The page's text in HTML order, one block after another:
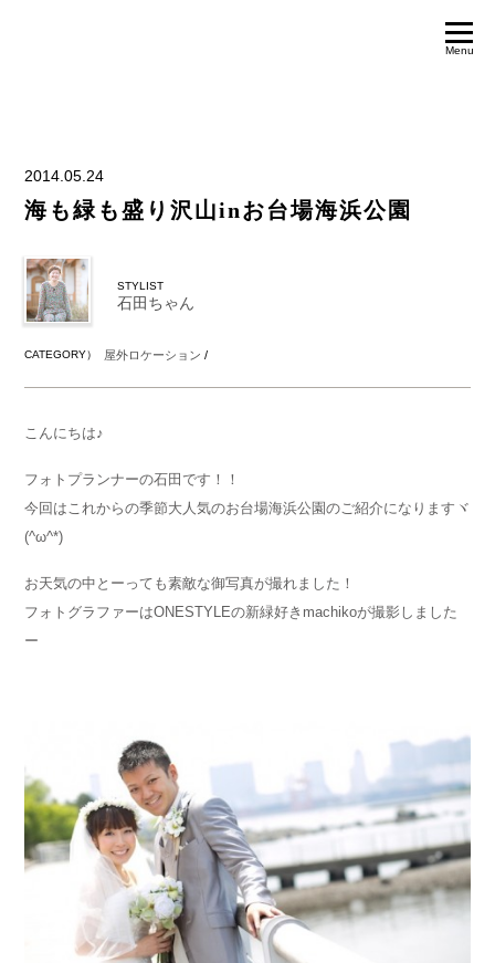
Menu
2014.05.24
海も緑も盛り沢山inお台場海浜公園
STYLIST
石田ちゃん
CATEGORY） 屋外ロケーション /
こんにちは♪
フォトプランナーの石田です！！
今回はこれからの季節大人気のお台場海浜公園のご紹介になりますヾ
(^ω^*)
お天気の中とーっても素敵な御写真が撮れました！
フォトグラファーはONESTYLEの新緑好きmachikoが撮影しました
ー